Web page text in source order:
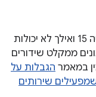
אפליקציות שמטרגטות ל-Android מגרסה 15 ואילך לא יכולות
ממקלט שידורים
במאמר הגבלות על
שירותים